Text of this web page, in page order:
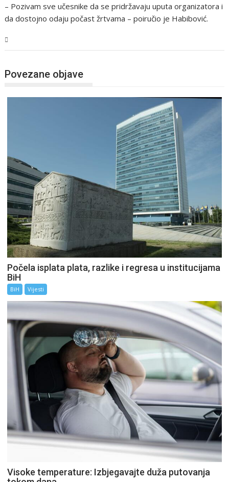
– Pozivam sve učesnike da se pridržavaju uputa organizatora i
da dostojno odaju počast žrtvama – poiručio je Habibović.
Povezane objave
Počela isplata plata, razlike i regresa u institucijama
BiH
BiH Vijesti
Visoke temperature: Izbjegavajte duža putovanja